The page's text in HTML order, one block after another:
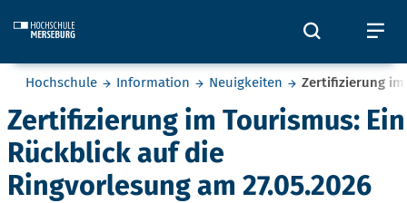
Öffnet
Sie befinden sich hier:
Hochschule Information Neuigkeiten Zertifizierung im
Zertifizierung im Tourismus: Ein
Rückblick auf die
Ringvorlesung am 27.05.2026